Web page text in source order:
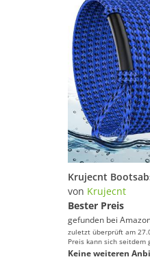
von Krujecnt
Bester Preis
gefunden bei
zuletzt überprüft am
Preis kann sich seitdem
Keine weiteren